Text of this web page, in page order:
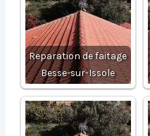
Reparation de faitage
Besse-sur-Issole